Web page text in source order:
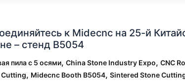
к Midecnc на 25-й
– стенд B5054
пила с 5 осями, China Stone Industry Expo, CNC
, Midecnc Booth B5054, Sintered Stone